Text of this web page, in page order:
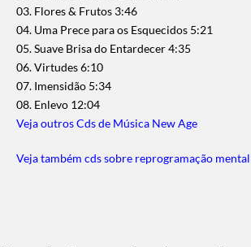
03. Flores & Frutos 3:46
04. Uma Prece para os Esquecidos 5:21
05. Suave Brisa do Entardecer 4:35
06. Virtudes 6:10
07. Imensidão 5:34
08. Enlevo 12:04
Veja outros Cds de Música New Age
Veja também cds sobre reprogramação mental